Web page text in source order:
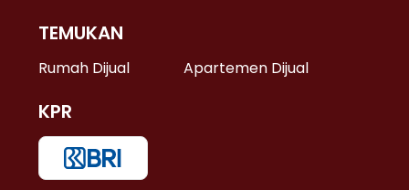
TEMUKAN
Rumah Dijual Apartemen Dijual
KPR